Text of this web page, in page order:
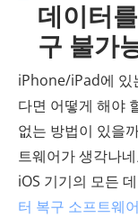
데이터
구 불가
iPhone/iPad에 있
다면 어떻게 해야
없는 방법이 있을
트웨어가 생각나
iOS 기기의 모든
터 복구 소프트웨어